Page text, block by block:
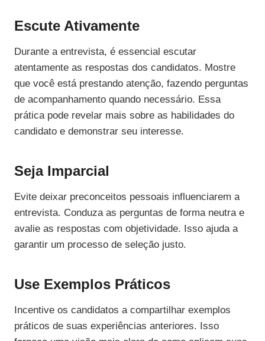
Escute Ativamente
Durante a entrevista, é essencial escutar
atentamente as respostas dos candidatos. Mostre
que você está prestando atenção, fazendo perguntas
de acompanhamento quando necessário. Essa
prática pode revelar mais sobre as habilidades do
candidato e demonstrar seu interesse.
Seja Imparcial
Evite deixar preconceitos pessoais influenciarem a
entrevista. Conduza as perguntas de forma neutra e
avalie as respostas com objetividade. Isso ajuda a
garantir um processo de seleção justo.
Use Exemplos Práticos
Incentive os candidatos a compartilhar exemplos
práticos de suas experiências anteriores. Isso